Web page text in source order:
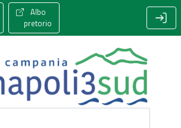
Albo
pretorio